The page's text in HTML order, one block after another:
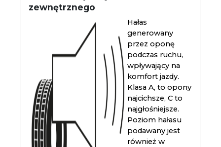
zewnętrznego
Hałas
generowany
przez oponę
podczas ruchu,
wpływający na
komfort jazdy.
Klasa A, to opony
najcichsze, C to
najgłośniejsze.
Poziom hałasu
podawany jest
również w